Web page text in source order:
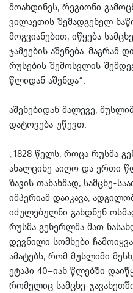
მოახდინეს, რეგიონი
ვილაეთის შემადგენელ
მოგვიანებით, იწყება
ჯამეების აშენება. მაგრამ
რუსების შემოსვლის
წლიდან აშენდა“.
აშენებიდან მალევე,
დატოვება უწევთ.
„1828 წელს, როცა რუსმა
ახალციხე აიღო და ერთი
ზავის თანახმად, სამცხე-
იმპერიამ დაიკავა,
იძულებულნი გახდნენ
რუსმა გენერლმა მათ
დევნილი სომხები
ამატებს, რომ მუსლიმი
ეტაპი 40–იან წლებში
რომელიც სამცხე-